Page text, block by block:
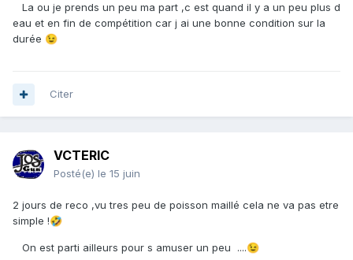
La ou je prends un peu ma part ,c est quand il y a un peu plus d
eau et en fin de compétition car j ai une bonne condition sur la
durée 😉
Citer
VCTERIC
Posté(e) le 15 juin
2 jours de reco ,vu tres peu de poisson maillé cela ne va pas etre
simple !🤣
On est parti ailleurs pour s amuser un peu ....😉